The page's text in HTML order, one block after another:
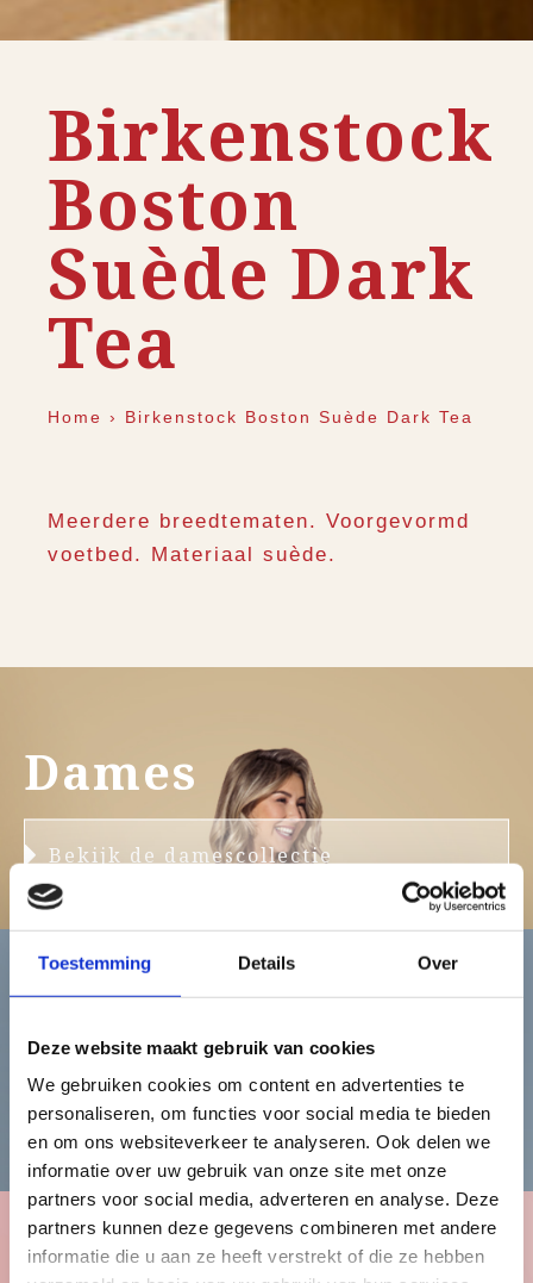
Toestemming Details Over
Deze website maakt gebruik van cookies
We gebruiken cookies om content en advertenties te
personaliseren, om functies voor social media te bieden
en om ons websiteverkeer te analyseren. Ook delen we
informatie over uw gebruik van onze site met onze
partners voor social media, adverteren en analyse. Deze
partners kunnen deze gegevens combineren met andere
informatie die u aan ze heeft verstrekt of die ze hebben
Birkenstock
Boston
Suède Dark
Tea
Home › Birkenstock Boston Suède Dark Tea
Meerdere breedtematen. Voorgevormd
voetbed. Materiaal suède.
Dames
Bekijk de damescollectie
Heren
Bekijk de herencollectie